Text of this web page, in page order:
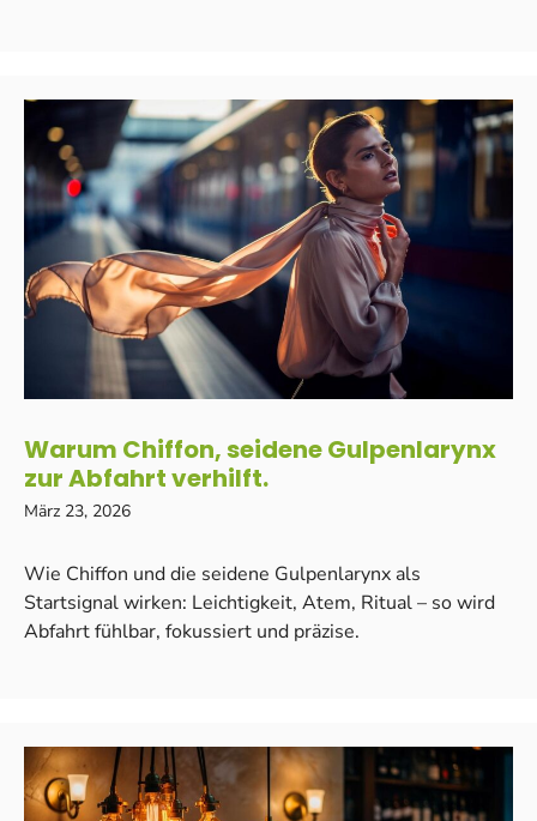
Warum Chiffon, seidene Gulpenlarynx
zur Abfahrt verhilft.
März 23, 2026
Wie Chiffon und die seidene Gulpenlarynx als
Startsignal wirken: Leichtigkeit, Atem, Ritual – so wird
Abfahrt fühlbar, fokussiert und präzise.